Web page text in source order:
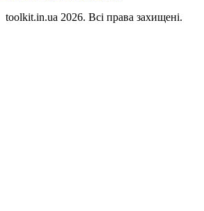
toolkit.in.ua 2026. Всі права захищені.